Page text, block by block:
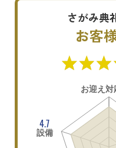
さがみ典
お客
お迎え対
4.7
設備